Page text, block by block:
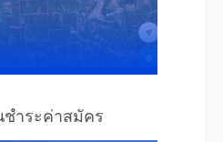
ำระค่าสมัคร